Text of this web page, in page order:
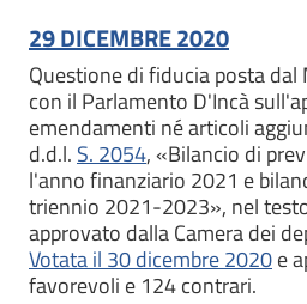
29 DICEMBRE 2020
Questione di fiducia posta
con il Parlamento D'Incà
emendamenti né articoli
d.d.l. S. 2054, «Bilancio di
l'anno finanziario 2021 e
triennio 2021-2023», nel
approvato dalla Camera dei
Votata il 30 dicembre 2020e
favorevoli e 124 contrari.